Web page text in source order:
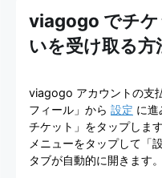
ス
viagogo でチケ
いを受け取る方
viagogo アカウントの支
フィール」から 設定 に
チケット」をタップしま
メニューをタップして「
タブが自動的に開きます。